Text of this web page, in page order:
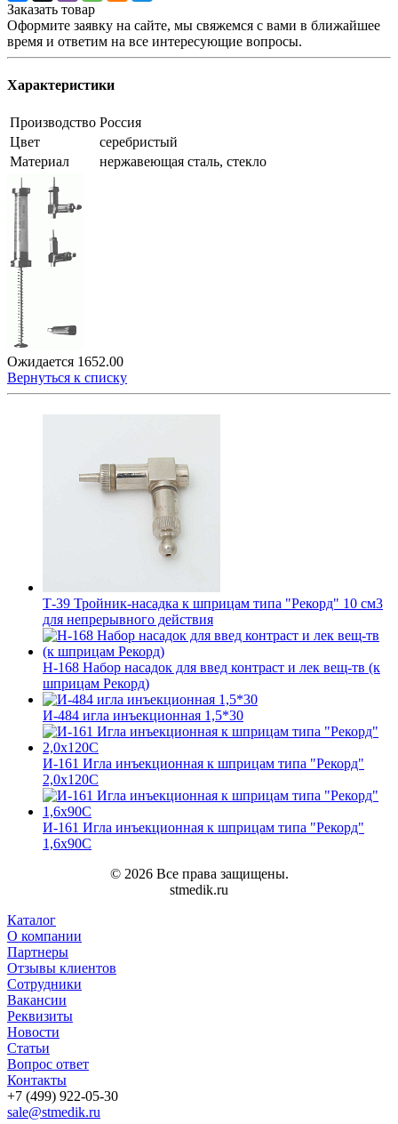
Заказать товар
Оформите заявку на сайте, мы свяжемся с вами в ближайшее
время и ответим на все интересующие вопросы.
Характеристики
Производство Россия
Цвет
серебристый
Материал
нержавеющая сталь, стекло
Ожидается 1652.00
Вернуться к списку
Т-39 Тройник-насадка к шприцам типа "Рекорд" 10 см3
для непрерывного действия
Н-168 Набор насадок для введ контраст и лек вещ-тв (к
шприцам Рекорд)
И-484 игла инъекционная 1,5*30
И-161 Игла инъекционная к шприцам типа "Рекорд"
2,0х120С
И-161 Игла инъекционная к шприцам типа "Рекорд"
1,6х90С
© 2026 Все права защищены.
stmedik.ru
Каталог
О компании
Партнеры
Отзывы клиентов
Сотрудники
Вакансии
Реквизиты
Новости
Статьи
Вопрос ответ
Контакты
+7 (499) 922-05-30
sale@stmedik.ru